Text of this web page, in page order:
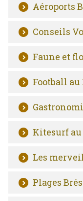
Aéroports
Conseils
Faune et
Football
Kitesurf
Les
Plages